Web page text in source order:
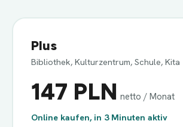
Plus
Bibliothek, Kulturzentrum, Schule, Kita
147 PLN netto / Monat
Online kaufen, in 3 Minuten aktiv